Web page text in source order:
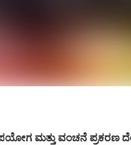
ಮತ್ತು ವಂಚನೆ ಪ್ರಕರಣ